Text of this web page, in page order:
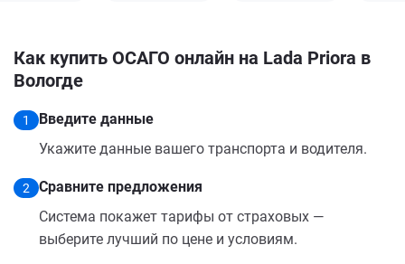
Как купить ОСАГО онлайн на Lada Priora в
Вологде
1
Введите данные
Укажите данные вашего транспорта и водителя.
2
Сравните предложения
Система покажет тарифы от страховых —
выберите лучший по цене и условиям.